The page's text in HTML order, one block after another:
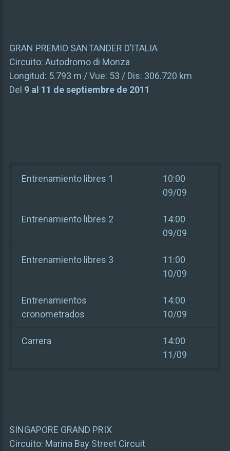
GRAN PREMIO SANTANDER D’ITALIA
Circuito: Autodromo di Monza
Longitud: 5.793 m / Vue: 53 / Dis: 306.720 km
Del 9 al 11 de septiembre de 2011
Entrenamiento libres 1
10:00
09/09
Entrenamiento libres 2
14:00
09/09
Entrenamiento libres 3
11:00
10/09
Entrenamientos
cronometrados
14:00
10/09
Carrera
14:00
11/09
SINGAPORE GRAND PRIX
Circuito: Marina Bay Street Circuit